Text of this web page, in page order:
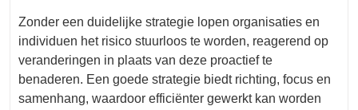
Zonder een duidelijke strategie lopen organisaties en
individuen het risico stuurloos te worden, reagerend op
veranderingen in plaats van deze proactief te
benaderen. Een goede strategie biedt richting, focus en
samenhang, waardoor efficiënter gewerkt kan worden